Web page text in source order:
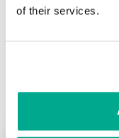
of their services.